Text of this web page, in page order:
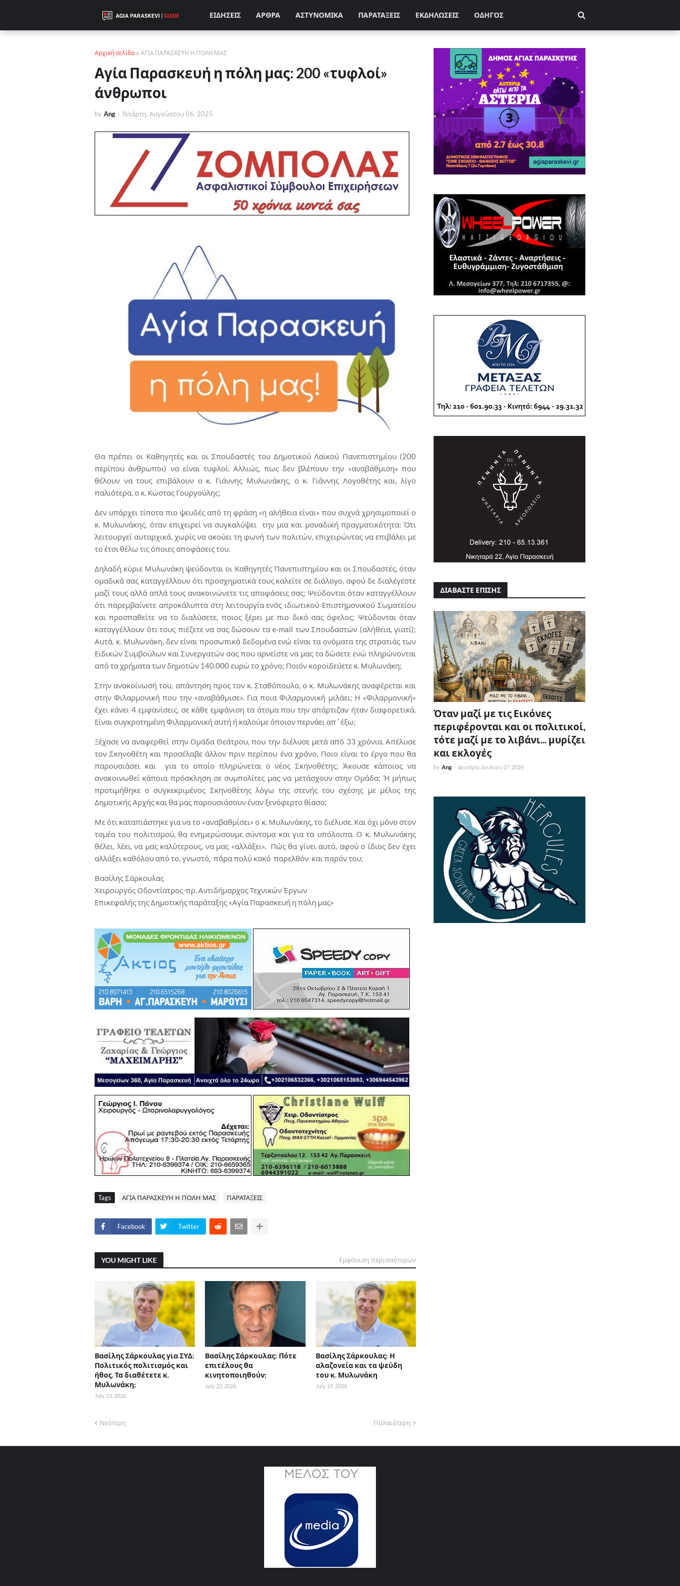
ΕΙΔΗΣΕΙΣ ΑΡΘΡΑ ΑΣΤΥΝΟΜΙΚΑ ΠΑΡΑΤΑΞΕΙΣ ΕΚΔΗΛΩΣΕΙΣ ΟΔΗΓΟΣ
Αρχική σελίδα ΑΓΙΑ ΠΑΡΑΣΚΕΥΗ Η ΠΟΛΗ ΜΑΣ
Αγία Παρασκευή η πόλη μας: 200 «τυφλοί»
άνθρωποι
by Ang - Τετάρτη, Αυγούστου 06, 2025
Θα πρέπει οι Καθηγητές και οι Σπουδαστές του Δημοτικού Λαϊκού Πανεπιστημίου (200
περίπου άνθρωποι) να είναι τυφλοί. Αλλιώς, πως δεν βλέπουν την «αναβάθμιση» που
θέλουν να τους επιβάλουν ο κ. Γιάννης Μυλωνάκης, ο κ. Γιάννης Λογοθέτης και, λίγο
παλιότερα, ο κ. Κώστας Γουργούλης;
Δεν υπάρχει τίποτα πιο ψευδές από τη φράση «η αλήθεια είναι» που συχνά χρησιμοποιεί ο
κ. Μυλωνάκης, όταν επιχειρεί να συγκαλύψει την μια και μοναδική πραγματικότητα: Ότι
λειτουργεί αυταρχικά, χωρίς να ακούει τη φωνή των πολιτών, επιχειρώντας να επιβάλει με
το έτσι θέλω τις όποιες αποφάσεις του.
Δηλαδή κύριε Μυλωνάκη ψεύδονται οι Καθηγητές Πανεπιστημίου και οι Σπουδαστές, όταν
ομαδικά σας καταγγέλλουν ότι προσχηματικά τους καλείτε σε διάλογο, αφού δε διαλέγεστε
μαζί τους αλλά απλά τους ανακοινώνετε τις αποφάσεις σας; Ψεύδονται όταν καταγγέλλουν
ότι παρεμβαίνετε απροκάλυπτα στη λειτουργία ενός ιδιωτικού Επιστημονικού Σωματείου
και προσπαθείτε να το διαλύσετε, ποιος ξέρει με πιο δικό σας όφελος; Ψεύδονται όταν
καταγγέλλουν ότι τους πιέζετε να σας δώσουν τα e-mail των Σπουδαστών (αλήθεια, γιατί);
Αυτά, κ. Μυλωνάκη, δεν είναι προσωπικά δεδομένα ενώ είναι τα ονόματα της στρατιάς των
Ειδικών Συμβούλων και Συνεργατών σας που αρνείστε να μας τα δώσετε ενώ πληρώνονται
από τα χρήματα των δημοτών 140.000 ευρώ το χρόνο; Ποιόν κοροϊδεύετε κ. Μυλωνάκη;
Στην ανακοίνωσή του, απάντηση προς τον κ. Σταθόπουλο, ο κ. Μυλωνάκης αναφέρεται και
στην Φιλαρμονική που την «αναβάθμισε». Για ποια Φιλαρμονική μιλάει; Η «Φιλαρμονική»
έχει κάνει 4 εμφανίσεις, σε κάθε εμφάνιση τα άτομα που την απάρτιζαν ήταν διαφορετικά.
Είναι συγκροτημένη Φιλαρμονική αυτή ή καλούμε όποιον περνάει απ΄έξω;
Ξέχασε να αναφερθεί στην Ομάδα Θεάτρου, που την διέλυσε μετά από 33 χρόνια. Απέλυσε
τον Σκηνοθέτη και προσέλαβε άλλον πριν περίπου ένα χρόνο. Ποιο είναι το έργο που θα
παρουσιάσει και για το οποίο πληρώνεται ο νέος Σκηνοθέτης; Άκουσε κάποιος να
ανακοινωθεί κάποια πρόσκληση σε συμπολίτες μας να μετάσχουν στην Ομάδα; Ή μήπως
προτιμήθηκε ο συγκεκριμένος Σκηνοθέτης λόγω της στενής του σχέσης με μέλος της
Δημοτικής Αρχής και θα μας παρουσιάσουν έναν ξενόφερτο θίασο;
Με ότι καταπιάστηκε για να το «αναβαθμίσει» ο κ. Μυλωνάκης, το διέλυσε. Και όχι μόνο στον
τομέα του πολιτισμού, θα ενημερώσουμε σύντομα και για τα υπόλοιπα. Ο κ. Μυλωνάκης
θέλει, λέει, να μας καλύτερους, να μας «αλλάξει». Πώς θα γίνει αυτό, αφού ο ίδιος δεν έχει
αλλάξει καθόλου από το, γνωστό, πάρα πολύ κακό παρελθόν και παρόν του;
Βασίλης Σάρκουλας
Χειρουργός Οδοντίατρος-πρ. Αντιδήμαρχος Τεχνικών Έργων
Επικεφαλής της Δημοτικής παράταξης «Αγία Παρασκευή η πόλη μας»
Tags ΑΓΙΑ ΠΑΡΑΣΚΕΥΗ Η ΠΟΛΗ ΜΑΣ ΠΑΡΑΤΑΞΕΙΣ
Facebook Twitter
YOU MIGHT LIKE Εμφάνιση περισσότερων
Βασίλης Σάρκουλας για ΣΥΔ:
Πολιτικός πολιτισμός και
ήθος. Τα διαθέτετε κ.
Μυλωνάκη;
July 23, 2026
Βασίλης Σάρκουλας: Πότε
επιτέλους θα
κινητοποιηθούν;
July 22, 2026
Βασίλης Σάρκουλας: Η
αλαζονεία και τα ψεύδη
του κ. Μυλωνάκη
July 19, 2026
Νεότερη Παλαιότερη
ΔΙΑΒΑΣΤΕ ΕΠΙΣΗΣ
Όταν μαζί με τις Εικόνες
περιφέρονται και οι πολιτικοί,
τότε μαζί με το λιβάνι... μυρίζει
και εκλογές
by Ang - Δευτέρα, Ιουλίου 27, 2026